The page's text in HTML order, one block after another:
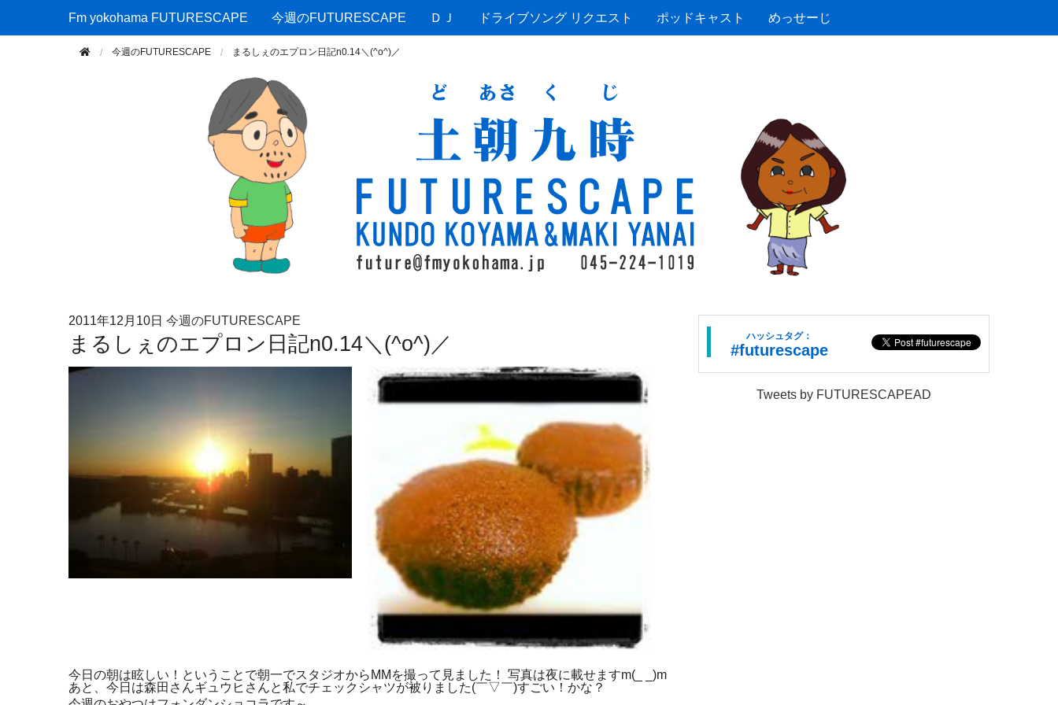
Fm yokohama FUTURESCAPE
Fm yokohama FUTURESCAPE 今週のFUTURESCAPE ＤＪ ドライブソング リクエスト ポッドキャスト めっせーじ
今週のFUTURESCAPE まるしぇのエプロン日記n0.14＼(^o^)／
2011年12月10日 今週のFUTURESCAPE
まるしぇのエプロン日記n0.14＼(^o^)／
今日の朝は眩しい！ということで朝一でスタジオからMMを撮って見ました！ 写真は夜に載せますm(_ _)m
あと、今日は森田さんギュウヒさんと私でチェックシャツが被りました(￣▽￣)すごい！かな？
ハッシュタグ：
#futurescape
Tweets by FUTURESCAPEAD